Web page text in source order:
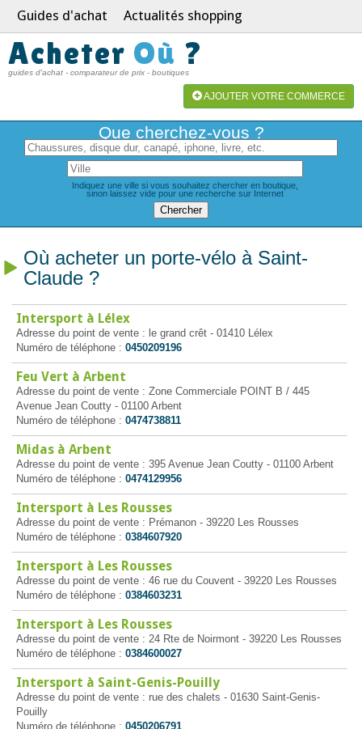
Guides d'achat Actualités shopping
Acheter Où ?
guides d'achat - comparateur de prix - boutiques
AJOUTER VOTRE COMMERCE
Que cherchez-vous ?
Indiquez une ville si vous souhaitez chercher en boutique,
sinon laissez vide pour une recherche sur Internet
Où acheter un porte-vélo à Saint-
Claude ?
Intersport à Lélex
Adresse du point de vente : le grand crêt - 01410 Lélex
Numéro de téléphone : 0450209196
Feu Vert à Arbent
Adresse du point de vente : Zone Commerciale POINT B / 445
Avenue Jean Coutty - 01100 Arbent
Numéro de téléphone : 0474738811
Midas à Arbent
Adresse du point de vente : 395 Avenue Jean Coutty - 01100 Arbent
Numéro de téléphone : 0474129956
Intersport à Les Rousses
Adresse du point de vente : Prémanon - 39220 Les Rousses
Numéro de téléphone : 0384607920
Intersport à Les Rousses
Adresse du point de vente : 46 rue du Couvent - 39220 Les Rousses
Numéro de téléphone : 0384603231
Intersport à Les Rousses
Adresse du point de vente : 24 Rte de Noirmont - 39220 Les Rousses
Numéro de téléphone : 0384600027
Intersport à Saint-Genis-Pouilly
Adresse du point de vente : rue des chalets - 01630 Saint-Genis-
Pouilly
Numéro de téléphone : 0450206791